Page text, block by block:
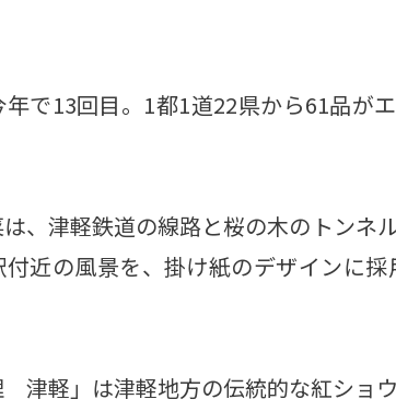
で13回目。1都1道22県から61品が
、津軽鉄道の線路と桜の木のトンネ
付近の風景を、掛け紙のデザインに
軽」は津軽地方の伝統的な紅ショ